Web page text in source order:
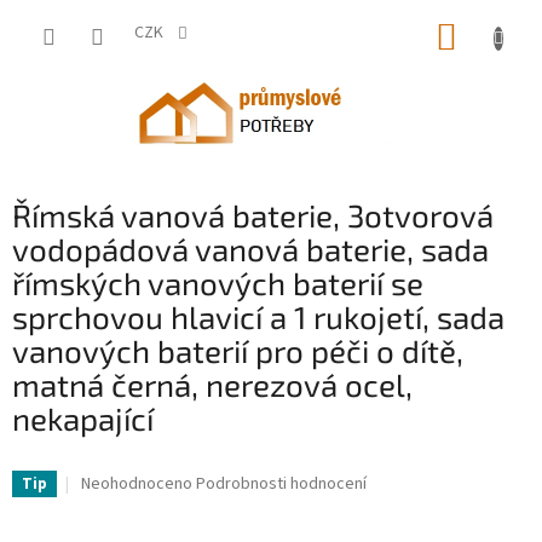
CZK
Římská vanová baterie, 3otvorová
vodopádová vanová baterie, sada
římských vanových baterií se
sprchovou hlavicí a 1 rukojetí, sada
vanových baterií pro péči o dítě,
matná černá, nerezová ocel,
nekapající
Tip
Průměrné
Neohodnoceno Podrobnosti hodnocení